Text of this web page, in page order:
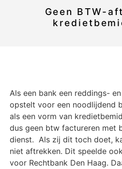
Geen BTW-
Als een bank een reddings-
opstelt voor een noodlijdend
als een vorm van
dus geen btw factureren met
dienst. Als zij dit toch doet,
niet aftrekken. Dit speelde
voor Rechtbank Den Haag.